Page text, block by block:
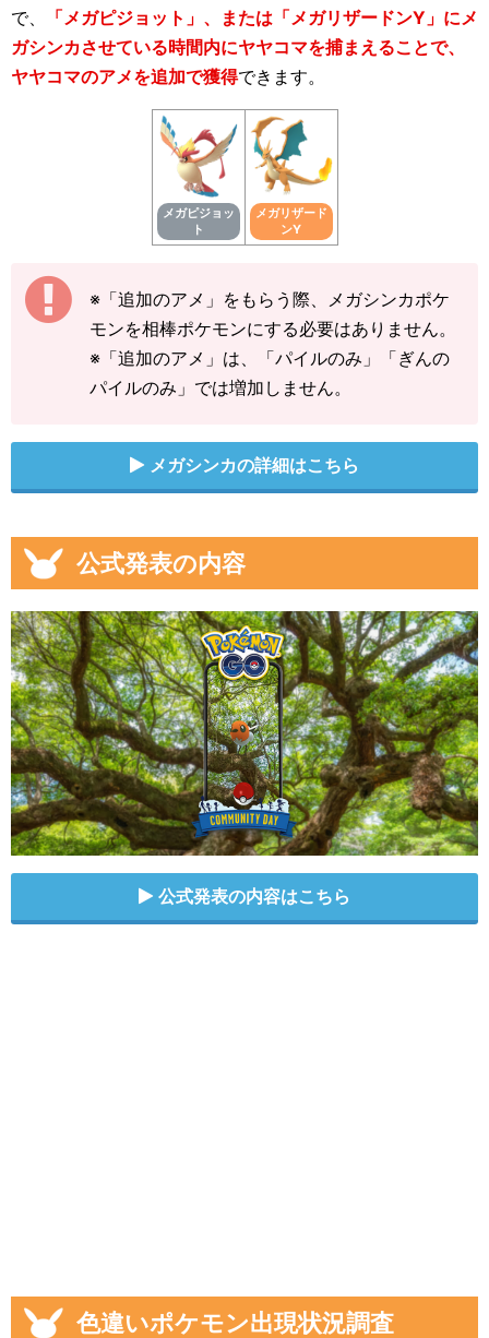
で、
「メガピジョット」、または「メガリザードンY」にメ
ガシンカさせている時間内にヤヤコマを捕まえることで、
ヤヤコマのアメを追加で獲得できます。
メガピジョッ
ト
メガリザード
ンY
※「追加のアメ」をもらう際、メガシンカポケ
モンを相棒ポケモンにする必要はありません。
※「追加のアメ」は、「パイルのみ」「ぎんの
パイルのみ」では増加しません。
メガシンカの詳細はこちら
公式発表の内容
公式発表の内容はこちら
色違いポケモン出現状況調査